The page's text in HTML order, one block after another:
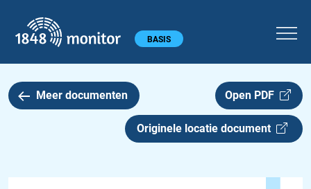
Hoofdmenu BASIS
Meer documenten Open PDF
Originele locatie document